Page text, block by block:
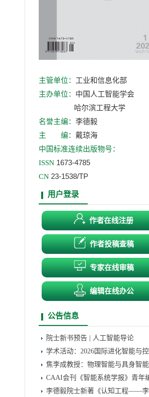
主管单位： 工业和信息化部
主办单位： 中国人工智能学会
哈尔滨工程大学
名誉主编： 李德毅
主 编： 戴琼海
中国标准连续出版物号：
ISSN 1673-4785
CN 23-1538/TP
用户登录
作者在线注册
作者投稿查稿
专家在线审稿
编辑在线办公
公告信息
院士新书预告 | 人工智能导论
学术活动：2026国际进化智能与
焦李成教授：物理智能与具身智
CAAI会刊《智能系统学报》青年
李德毅院士新著《认知工程——